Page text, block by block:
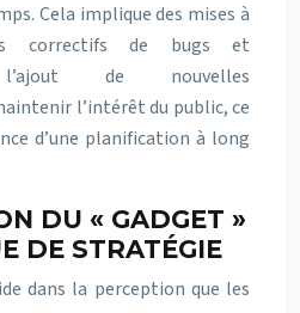
Cela implique des mises à
correctifs de bugs et
l’ajout de nouvelles
l’intérêt du public, ce
d’une planification à long
DU « GADGET »
DE STRATÉGIE
dans la perception que les